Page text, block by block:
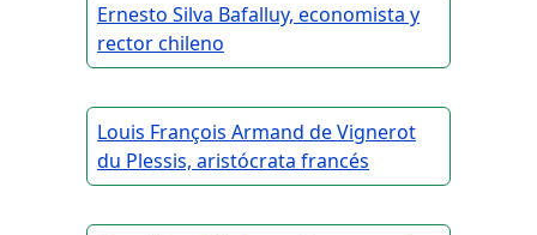
Ernesto Silva Bafalluy, economista y
rector chileno
Louis François Armand de Vignerot
du Plessis, aristócrata francés